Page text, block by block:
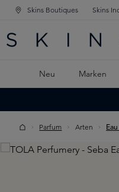
SPRINGEN
SPRINGEN
Skins Boutiques Skins
Neu Marken
Parfum Arten
Skip image gallery